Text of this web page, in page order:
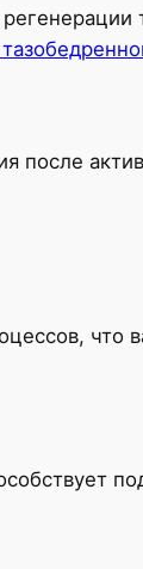
после
что